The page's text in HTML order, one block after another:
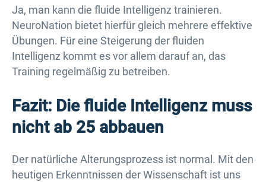
Ja, man kann die fluide Intelligenz trainieren.
NeuroNation bietet hierfür gleich mehrere effektive
Übungen. Für eine Steigerung der fluiden
Intelligenz kommt es vor allem darauf an, das
Training regelmäßig zu betreiben.
Fazit: Die fluide Intelligenz muss
nicht ab 25 abbauen
Der natürliche Alterungsprozess ist normal. Mit den
heutigen Erkenntnissen der Wissenschaft ist uns